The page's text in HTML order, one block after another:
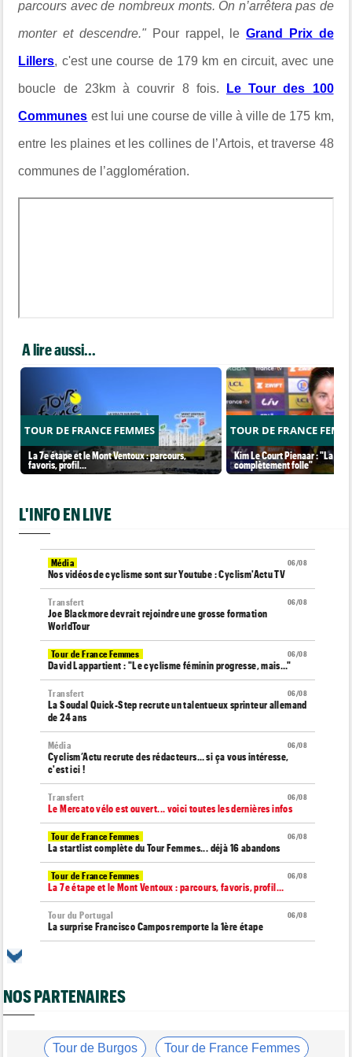
parcours avec de nombreux monts. On n’arrêtera pas de
monter et descendre." Pour rappel, leGrand Prix de
Lillers, c'est une course de 179 km en circuit, avec une
boucle de 23km à couvrir 8 fois. Le Tour des 100
Communes est lui une course de ville à ville de 175 km,
entre les plaines et les collines de l’Artois, et traverse 48
communes de l’agglomération.
A lire aussi...
TOUR DE FRANCE FEMMES
La 7e étape et le Mont Ventoux : parcours,
favoris, profil…
TOUR DE FRANCE
Kim Le Court Pienaar : "La
complètement folle"
L'INFO EN LIVE
06/08
Média
Nos vidéos de cyclisme sont sur Youtube : Cyclism'Actu TV
06/08
Transfert
Joe Blackmore devrait rejoindre une grosse formation
WorldTour
06/08
Tour de France Femmes
David Lappartient : "Le cyclisme féminin progresse, mais…"
06/08
Transfert
La Soudal Quick-Step recrute un talentueux sprinteur allemand
de 24 ans
06/08
Média
Cyclism’Actu recrute des rédacteurs… si ça vous intéresse,
c'est ici !
06/08
Transfert
Le Mercato vélo est ouvert... voici toutes les dernières infos
06/08
Tour de France Femmes
La startlist complète du Tour Femmes... déjà 16 abandons
06/08
Tour de France Femmes
La 7e étape et le Mont Ventoux : parcours, favoris, profil…
06/08
Tour du Portugal
La surprise Francisco Campos remporte la 1ère étape
Tour de France Femmes
06/08
Tour de France Femmes
NOS PARTENAIRES
Tour de Burgos Tour de France Femmes